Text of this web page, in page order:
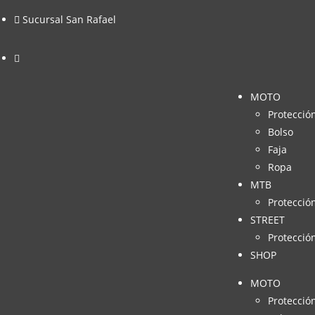
Sucursal San Rafael
MOTO
Bolso
Faja
Ropa
MTB
STREET
SHOP
MOTO